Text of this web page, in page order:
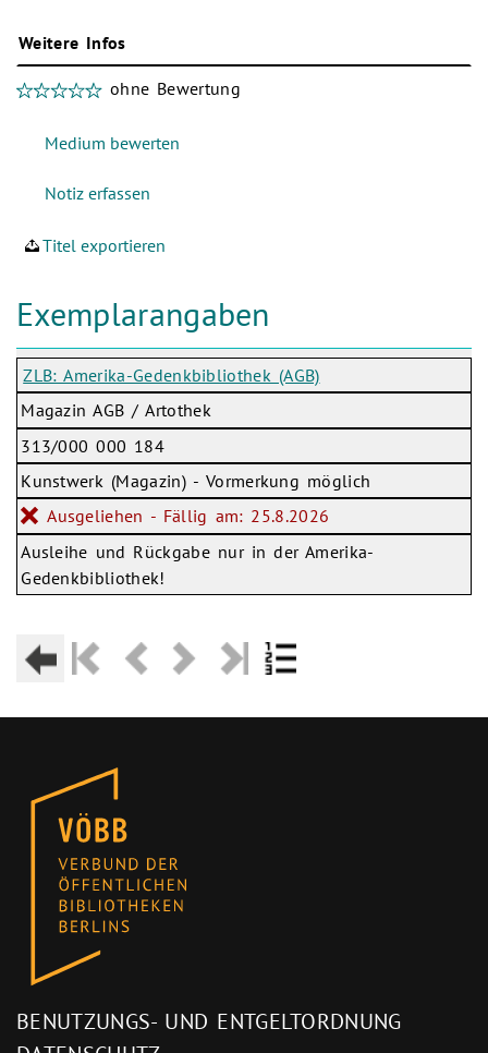
Weitere Infos
ohne Bewertung
Titel exportieren
Exemplarangaben
ZLB: Amerika-Gedenkbibliothek (AGB)
Magazin AGB / Artothek
313/000 000 184
Kunstwerk (Magazin) - Vormerkung möglich
Ausgeliehen - Fällig am: 25.8.2026
Ausleihe und Rückgabe nur in der Amerika-
Gedenkbibliothek!
BENUTZUNGS- UND ENTGELTORDNUNG